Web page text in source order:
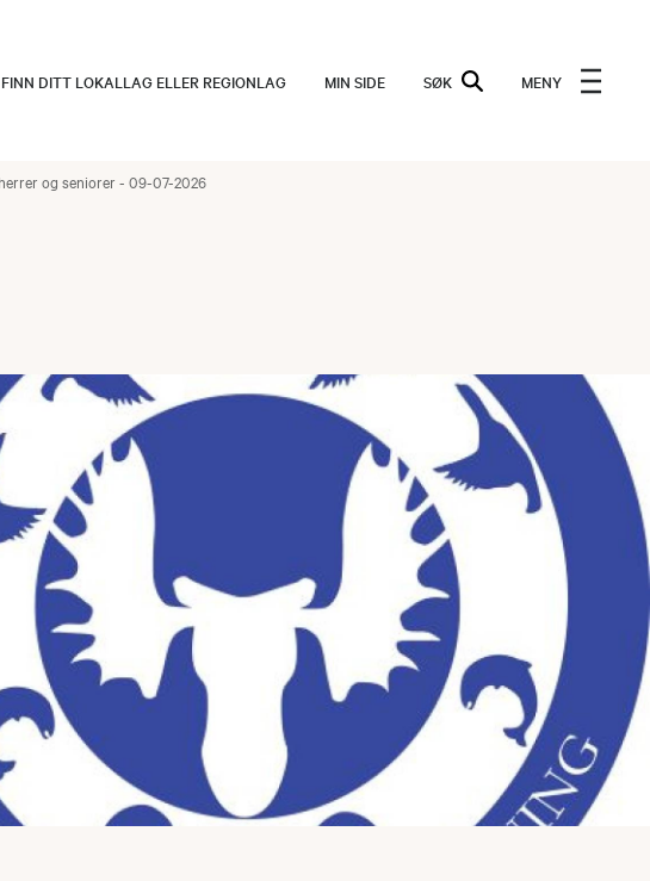
FINN DITT LOKALLAG ELLER REGIONLAG MIN SIDE SØK MENY
og seniorer - 09-07-2026